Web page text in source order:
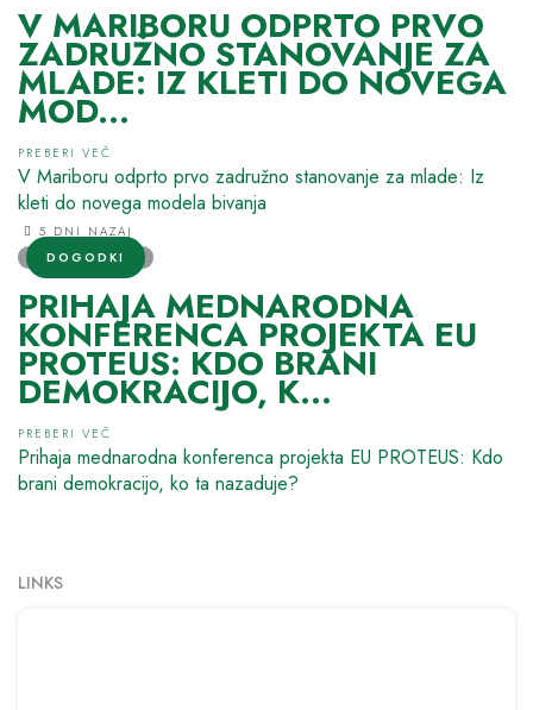
V MARIBORU ODPRTO PRVO
ZADRUŽNO STANOVANJE ZA
MLADE: IZ KLETI DO NOVEGA
MOD...
PREBERI VEČ
V Mariboru odprto prvo zadružno stanovanje za mlade: Iz
kleti do novega modela bivanja
5 DNI NAZAJ
DOGODKI
PRIHAJA MEDNARODNA
KONFERENCA PROJEKTA EU
PROTEUS: KDO BRANI
DEMOKRACIJO, K...
PREBERI VEČ
Prihaja mednarodna konferenca projekta EU PROTEUS: Kdo
brani demokracijo, ko ta nazaduje?
LINKS